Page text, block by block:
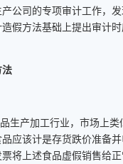
司的专项审计工作，发
假方法基础上提出审计
产加工行业，市场上类
应该计是存货跌价准备
将上述食品虚假销售给